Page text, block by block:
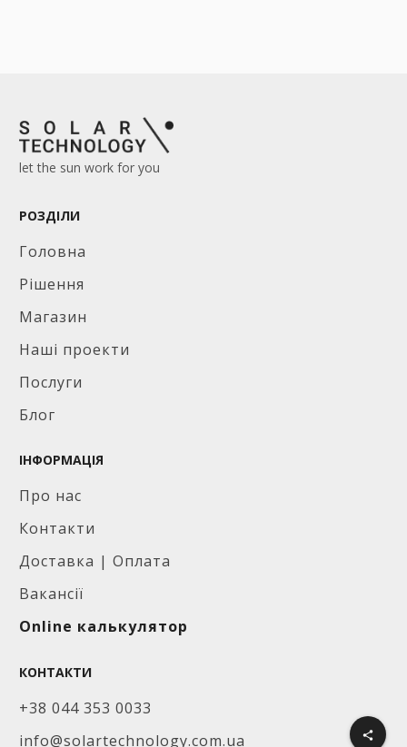
share
let the sun work for you
РОЗДІЛИ
Головна
Рішення
Магазин
Наші проекти
Послуги
Блог
ІНФОРМАЦІЯ
Про нас
Контакти
Доставка | Оплата
Вакансії
Online калькулятор
КОНТАКТИ
+38 044 353 0033
info@solartechnology.com.ua